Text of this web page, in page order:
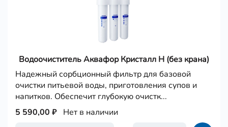
Водоочиститель Аквафор Кристалл Н (без крана)
Надежный сорбционный фильтр для базовой
очистки питьевой воды, приготовления супов и
напитков. Обеспечит глубокую очистк...
5 590,00 ₽ Нет в наличии